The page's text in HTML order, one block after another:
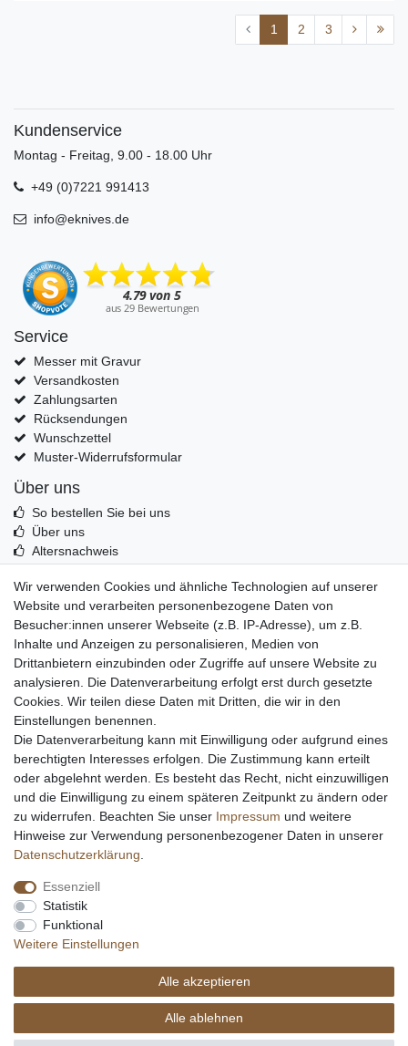
1 2 3
Kundenservice
Montag - Freitag, 9.00 - 18.00 Uhr
+49 (0)7221 991413
info@eknives.de
Service
Messer mit Gravur
Versandkosten
Zahlungsarten
Rücksendungen
Wunschzettel
Muster-Widerrufsformular
Über uns
So bestellen Sie bei uns
Über uns
Altersnachweis
Echtheit von Kundenbewertungen
Messer Info Forum
Messer schärfen
Messerhersteller
Stahltabelle
Stahlarten
Rockwell Härte
Messerarten
Klingenformen
Holzarten
Impressum Daten­schutz­erklärung AGB
Widerrufs­recht
© Copyright Alle Preisangaben sind inkl. gesetzlicher Mehrwertsteuer und zzgl.
Wir verwenden Cookies und ähnliche Technologien auf unserer
Website und verarbeiten personenbezogene Daten von
Besucher:innen unserer Webseite (z.B. IP-Adresse), um z.B.
Inhalte und Anzeigen zu personalisieren, Medien von
Drittanbietern einzubinden oder Zugriffe auf unsere Website zu
analysieren. Die Datenverarbeitung erfolgt erst durch gesetzte
Cookies. Wir teilen diese Daten mit Dritten, die wir in den
Einstellungen benennen.
Die Datenverarbeitung kann mit Einwilligung oder aufgrund eines
berechtigten Interesses erfolgen. Die Zustimmung kann erteilt
oder abgelehnt werden. Es besteht das Recht, nicht einzuwilligen
und die Einwilligung zu einem späteren Zeitpunkt zu ändern oder
zu widerrufen. Beachten Sie unser Impressum und weitere
Hinweise zur Verwendung personenbezogener Daten in unserer
Daten­schutz­erklärung
Essenziell
Statistik
Funktional
Weitere Einstellungen
Alle akzeptieren
Alle ablehnen